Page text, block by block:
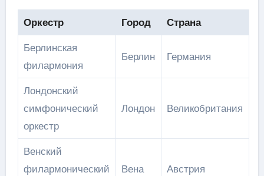
Оркестр Город
Страна
Берлинская
филармония
Берлин Германия
Лондонский
симфонический
оркестр
Лондон Великобритания
Венский
филармонический
Вена Австрия